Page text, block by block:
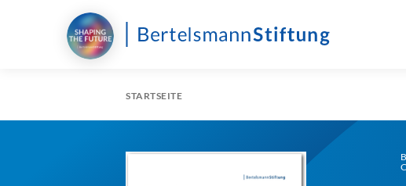
STARTSEITE